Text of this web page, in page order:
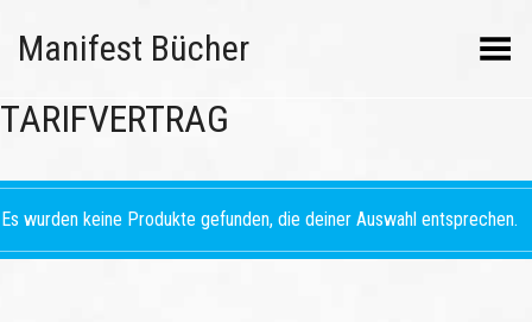
Manifest Bücher Menü umschalten
TARIFVERTRAG
Es wurden keine Produkte gefunden, die deiner Auswahl entsprechen.